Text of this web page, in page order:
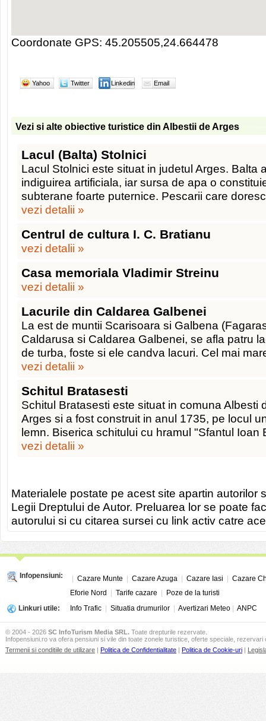
Coordonate GPS: 45.205505,24.664478
Yahoo Twitter Linkedin Email
Vezi si alte obiective turistice din Albestii de Arges
Lacul (Balta) Stolnici
Lacul Stolnici este situat in judetul Arges. Balta
indiguirea artificiala, iar sursa de apa o
subterane foarte puternice. Pescarii care
vezi detalii »
Centrul de cultura I. C. Bratianu
vezi detalii »
Casa memoriala Vladimir Streinu
vezi detalii »
Lacurile din Caldarea Galbenei
La est de muntii Scarisoara si Galbena
Caldarusa si Caldarea Galbenei, se afla patru
de turba, foste si ele candva lacuri. Cel mai
vezi detalii »
Schitul Bratasesti
Schitul Bratasesti este situat in comuna Albesti
Arges si a fost construit in anul 1735, pe locul
lemn. Biserica schitului cu hramul "Sfantul Ioan
vezi detalii »
Materialele postate pe acest site apartin autorilor
Legii Dreptului de Autor. Preluarea lor se poate
autorului si cu citarea sursei cu link activ catre
Infopensiuni: Cazare Munte Cazare Azuga Cazare Iasi
Cazare
Eforie Nord
Tarife cazare
Poze de la turisti
Linkuri utile:
Info Trafic Situatia drumurilor Avertizari Meteo ANPC
© 2004 - 2026 SC InfoTurism Media SRL. Toate drepturile rezervate.
Infopensiuni.ro va ofera pensiuni si vile din toate zonele turistice, oferte speciale, rezervari
Termenii si conditiile de utilizare | Politica de Confidentialitate | Politica de Cookie-uri |